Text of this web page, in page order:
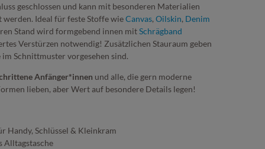
geschlossen und kann mit besonderen Materialien
Ideal für feste Stoffe wieCanvas, Oilskin, Denim
Stand wird formgebend innen mitSchrägband
Verstürzen notwendig! Zusätzlichen Stauraum geben
Schnittmuster vorgesehen sind.
Anfänger*innen und alle, die gern moderne
lieben, aber Wert auf besondere Details legen!
Handy, Schlüssel & Kleinkram
Alltagstasche